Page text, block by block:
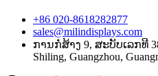
+86 020-8618282877
sales@milindisplays.com
ການກໍ່ສ້າງ 9, ສະບັບເລກທີ
Shiling, Guangzhou,